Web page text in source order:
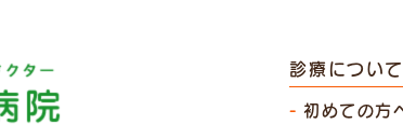
診療について
初めての方